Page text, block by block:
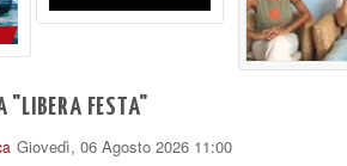
"LIBERA FESTA"
Giovedì, 06 Agosto 2026 11:00